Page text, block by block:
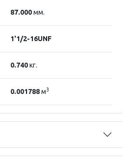
87.000мм.
1'1/2-16UNF
0.740кг.
0.001788м3